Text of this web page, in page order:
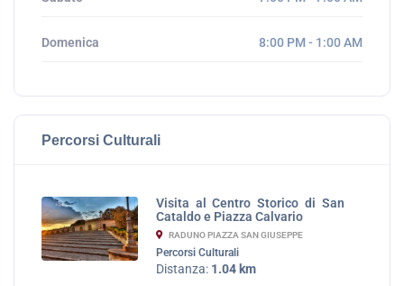
Domenica 8:00 PM - 1:00 AM
Percorsi Culturali
Visita al Centro Storico di San
Cataldo e Piazza Calvario
RADUNO PIAZZA SAN GIUSEPPE
Percorsi Culturali
Distanza: 1.04 km